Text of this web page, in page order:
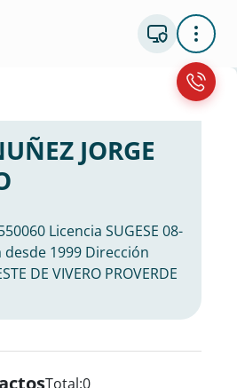
JORGE
Licencia SUGESE 08-
desde 1999 Dirección
DE VIVERO PROVERDE
Total:0